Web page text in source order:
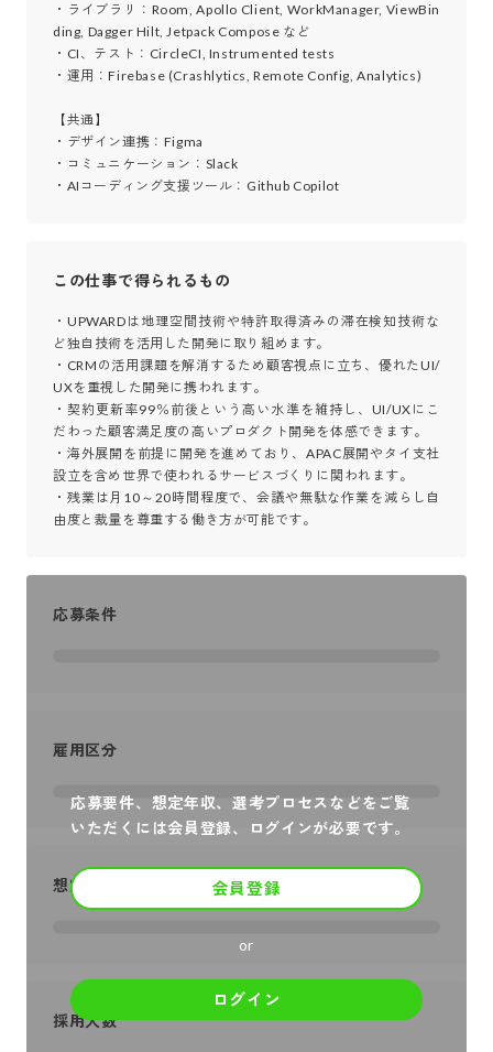
・ライブラリ：Room, Apollo Client, WorkManager, ViewBin
ding, Dagger Hilt, Jetpack Compose など
・CI、テスト：CircleCI, Instrumented tests
・運用：Firebase (Crashlytics, Remote Config, Analytics)
【共通】
・デザイン連携：Figma
・コミュニケーション：Slack
・AIコーディング支援ツール：Github Copilot
この仕事で得られるもの
・UPWARDは地理空間技術や特許取得済みの滞在検知技術な
ど独自技術を活用した開発に取り組めます。
・CRMの活用課題を解消するため顧客視点に立ち、優れたUI/
UXを重視した開発に携われます。
・契約更新率99％前後という高い水準を維持し、UI/UXにこ
だわった顧客満足度の高いプロダクト開発を体感できます。
・海外展開を前提に開発を進めており、APAC展開やタイ支社
設立を含め世界で使われるサービスづくりに関われます。
・残業は月10～20時間程度で、会議や無駄な作業を減らし自
由度と裁量を尊重する働き方が可能です。
応募要件、想定年収、選考プロセスなどをご覧
いただくには会員登録、ログインが必要です。
会員登録
or
ログイン
応募条件
雇用区分
想定年収
採用人数